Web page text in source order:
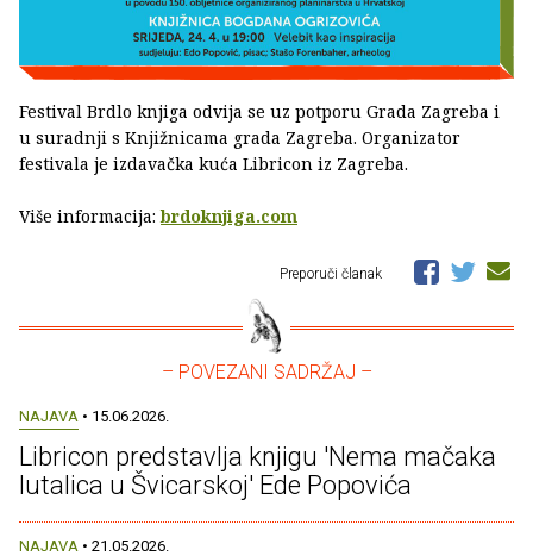
Festival Brdlo knjiga odvija se uz potporu Grada Zagreba i
u suradnji s Knjižnicama grada Zagreba. Organizator
festivala je izdavačka kuća Libricon iz Zagreba.
Više informacija:brdoknjiga.com
Preporuči članak
– POVEZANI SADRŽAJ –
NAJAVA • 15.06.2026.
Libricon predstavlja knjigu 'Nema mačaka
lutalica u Švicarskoj' Ede Popovića
NAJAVA • 21.05.2026.